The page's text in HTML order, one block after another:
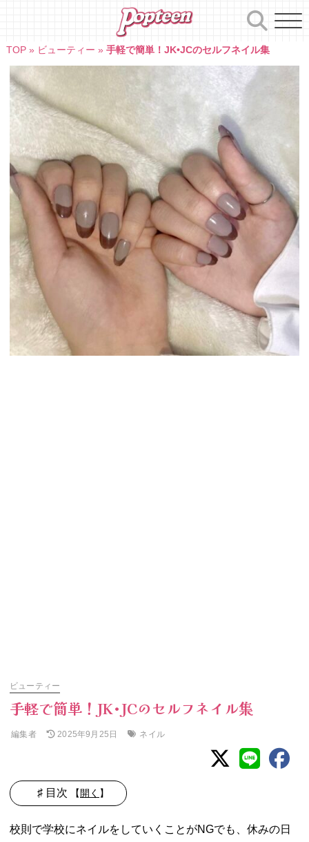
TOP» ビューティー » 手軽で簡単！JK•JCのセルフネイル集
ビューティー
手軽で簡単！JK•JCのセルフネイル集
編集者 2025年9月25日 ネイル
♯ 目次 【開く 】
でフレンチネイ
校則で学校にネイルをしていくことがNGでも、休みの日